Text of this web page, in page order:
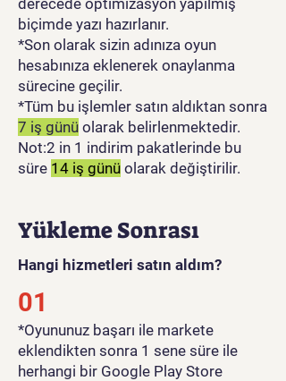
biçimde yazı hazırlanır.
*Son olarak sizin adınıza oyun
hesabınıza eklenerek onaylanma
sürecine geçilir.
*Tüm bu işlemler satın aldıktan sonra
7 iş günü olarak belirlenmektedir.
Not:2 in 1 indirim pakatlerinde bu
süre 14 iş günü olarak değiştirilir.
Yükleme Sonrası
Hangi hizmetleri satın aldım?
01
​*Oyununuz başarı ile markete
eklendikten sonra 1 sene süre ile
herhangi bir Google Play Store